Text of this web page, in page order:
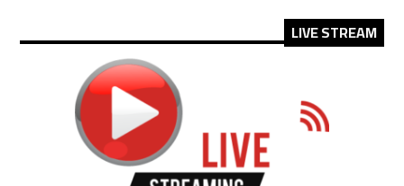
LIVE STREAM